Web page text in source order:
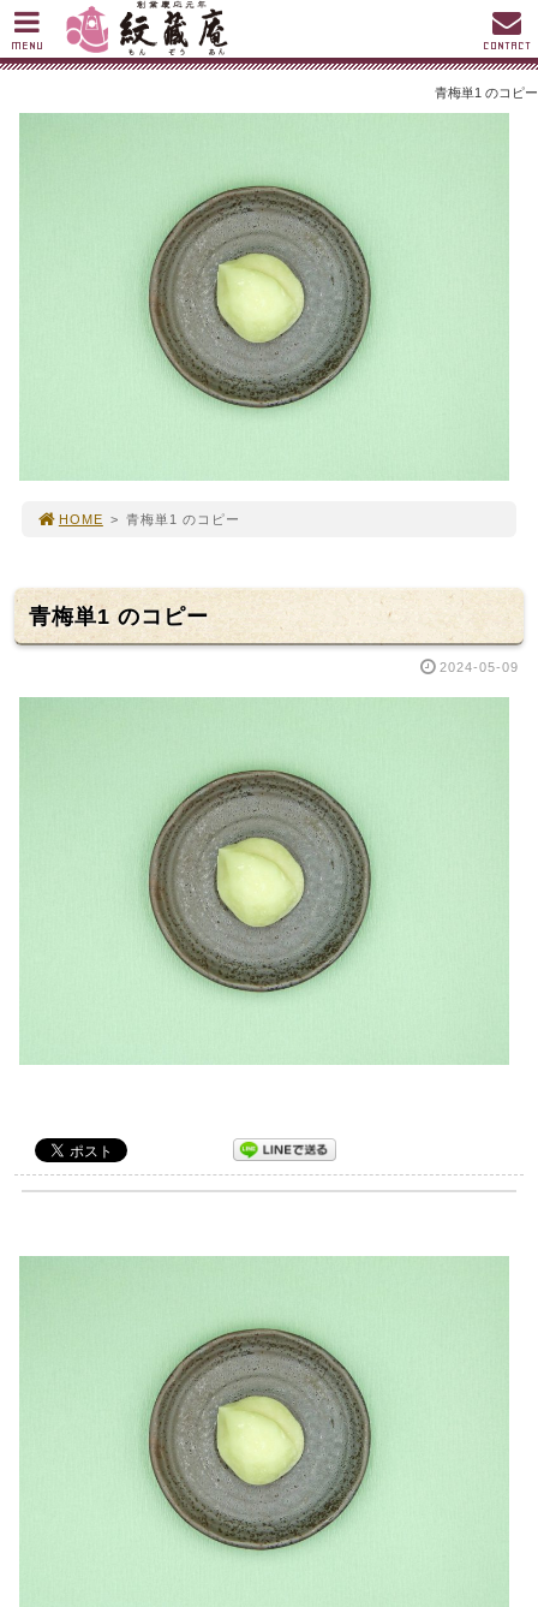
青梅単1 のコピー
HOME > 青梅単1 のコピー
青梅単1 のコピー
2024-05-09
MENU CONTACT